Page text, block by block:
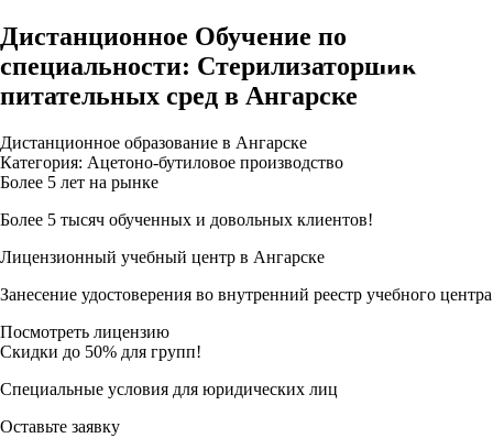
Дистанционное Обучение по
специальности: Стерилизаторщик
питательных сред в Ангарске
Дистанционное образование в Ангарске
Категория: Ацетоно-бутиловое производство
Более 5 лет на рынке
Более 5 тысяч обученных и довольных клиентов!
Лицензионный учебный центр в Ангарске
Занесение удостоверения во внутренний реестр учебного центра
Посмотреть лицензию
Скидки до 50% для групп!
Специальные условия для юридических лиц
Оставьте заявку